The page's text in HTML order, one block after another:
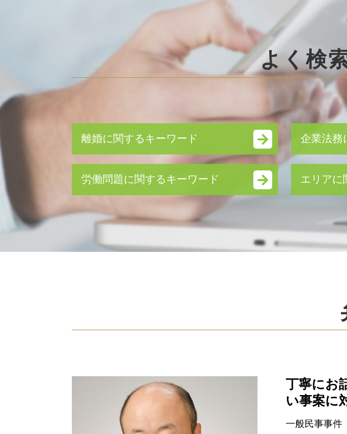
よく検
離婚に関するキーワード
dv 夫 離婚
モラハラ 離婚 慰謝料
離婚 調停 親権
リストラ 離婚
不倫 親権
財産分与 対象にならないもの
企業法務
技術 提
株式交
拒否権
秘密保持
会社分
民事 再
吸収 分
普通 決
m&a メ
労働問題に関するキーワード
労働問題 相談
不当解雇 慰謝料 相場
雇用契約書 残業代
不当解雇 相談
労働問題 弁護士 東京
不当解雇 裁判
エリアに
渋谷区
東京都
中央区
中央区
中央区
港区 残
渋谷区
神奈川
港区 遺
中央区
東京都
丁寧にお
い事案に
一般民事事件